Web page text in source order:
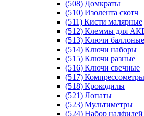
(508) Домкраты
(510) Изолента скотч
(511) Кисти малярные
(512) Клеммы для
(513) Ключи баллоные
(514) Ключи наборы
(515) Ключи разные
(516) Ключи свечные
(517) Компрессометры
(518) Крокодилы
(521) Лопаты
(523) Мультиметры
(524) Набор надфилей